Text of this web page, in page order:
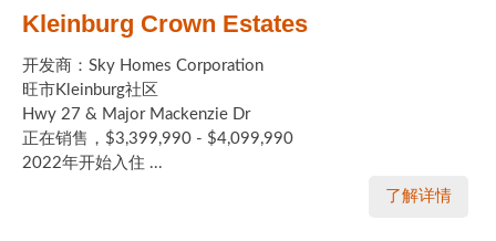
Kleinburg Crown Estates
开发商：Sky Homes Corporation
旺市Kleinburg社区
Hwy 27 & Major Mackenzie Dr
正在销售，$3,399,990 - $4,099,990
2022年开始入住 ...
了解详情